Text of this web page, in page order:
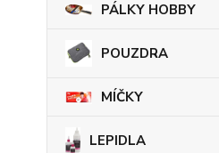
PÁLKY HOBBY
POUZDRA
MÍČKY
LEPIDLA